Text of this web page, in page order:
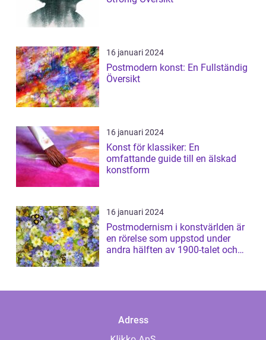
16 januari 2024
Postmodern konst: En Fullständig
Översikt
16 januari 2024
Konst för klassiker: En
omfattande guide till en älskad
konstform
16 januari 2024
Postmodernism i konstvärlden är
en rörelse som uppstod under
andra hälften av 1900-talet och
Adress